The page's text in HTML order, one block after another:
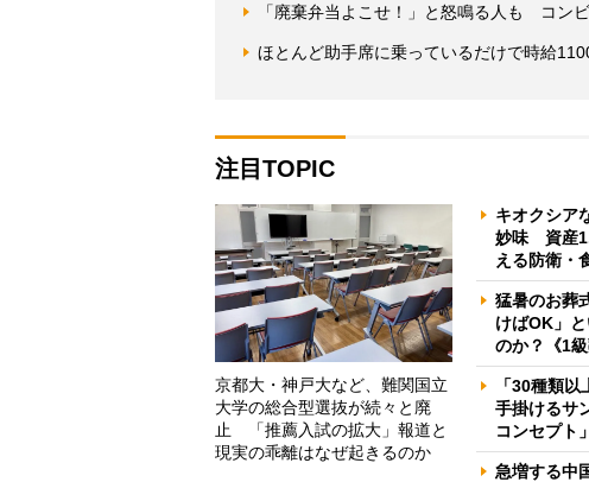
「廃棄弁当よこせ！」と怒鳴る人も コン
ほとんど助手席に乗っているだけで時給
注目TOPIC
京都大・神戸大など、難関国立
大学の総合型選抜が続々と廃
止 「推薦入試の拡大」報道と
現実の乖離はなぜ起きるのか
キオクシア
妙味 資産
える防衛・
猛暑のお葬
けばOK」
のか？《1
「30種類
手掛けるサ
コンセプト
急増する中